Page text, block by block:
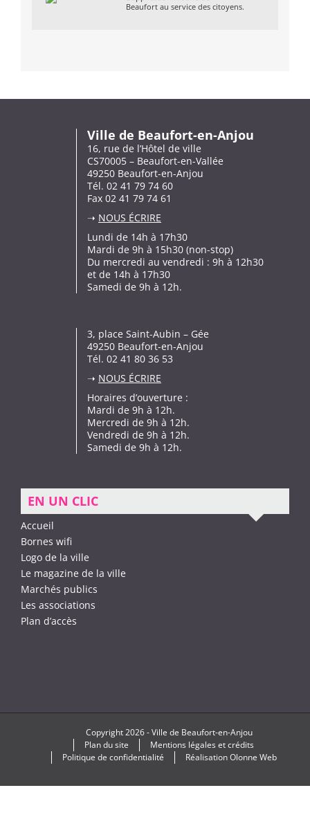
Beaufort au service des citoyens.
Ville de Beaufort-en-Anjou
16, rue de l’Hôtel de ville
CS70005 – Beaufort-en-Vallée
49250 Beaufort-en-Anjou
Tél. 02 41 79 74 60
Fax 02 41 79 74 61
➝ NOUS ÉCRIRE
Lundi de 14h à 17h30
Mardi de 9h à 15h30 (non-stop)
Du mercredi au vendredi : 9h à 12h30
et de 14h à 17h30
Samedi de 9h à 12h.
3, place Saint-Aubin – Gée
49250 Beaufort-en-Anjou
Tél. 02 41 80 36 53
➝ NOUS ÉCRIRE
Horaires d’ouverture :
Mardi de 9h à 12h.
Mercredi de 9h à 12h.
Vendredi de 9h à 12h.
Samedi de 9h à 12h.
EN UN CLIC
Accueil
Bornes wifi
Logo de la ville
Le magazine de la ville
Marchés publics
Les associations
Plan d’accès
Copyright2026 -Ville de Beaufort-en-Anjou
Plan du site
Mentions légales et crédits
Politique de confidentialité
RéalisationOlonne Web